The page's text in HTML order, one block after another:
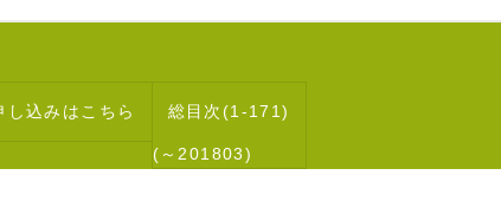
し込みはこちら 総目次(1-171)
(～201803)